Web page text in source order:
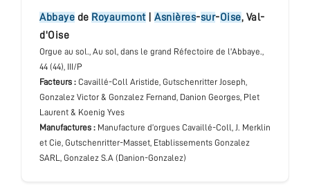
abbaye de Royaumont| Asnières-sur-Oise, Val-
d'Oise
Orgue au sol., Au sol, dans le grand Réfectoire de l'Abbaye.,
44 (44), III/P
Facteurs : Cavaillé-Coll Aristide, Gutschenritter Joseph,
Gonzalez Victor & Gonzalez Fernand, Danion Georges, Plet
Laurent & Koenig Yves
Manufactures : Manufacture d’orgues Cavaillé-Coll, J. Merklin
et Cie, Gutschenritter-Masset, Etablissements Gonzalez
SARL, Gonzalez S.A (Danion-Gonzalez)